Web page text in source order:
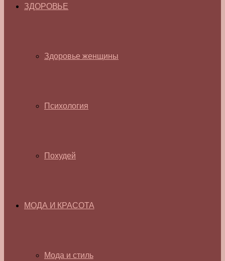
ЗДОРОВЬЕ
Здоровье женщины
Психология
Похудей
МОДА И КРАСОТА
Мода и стиль